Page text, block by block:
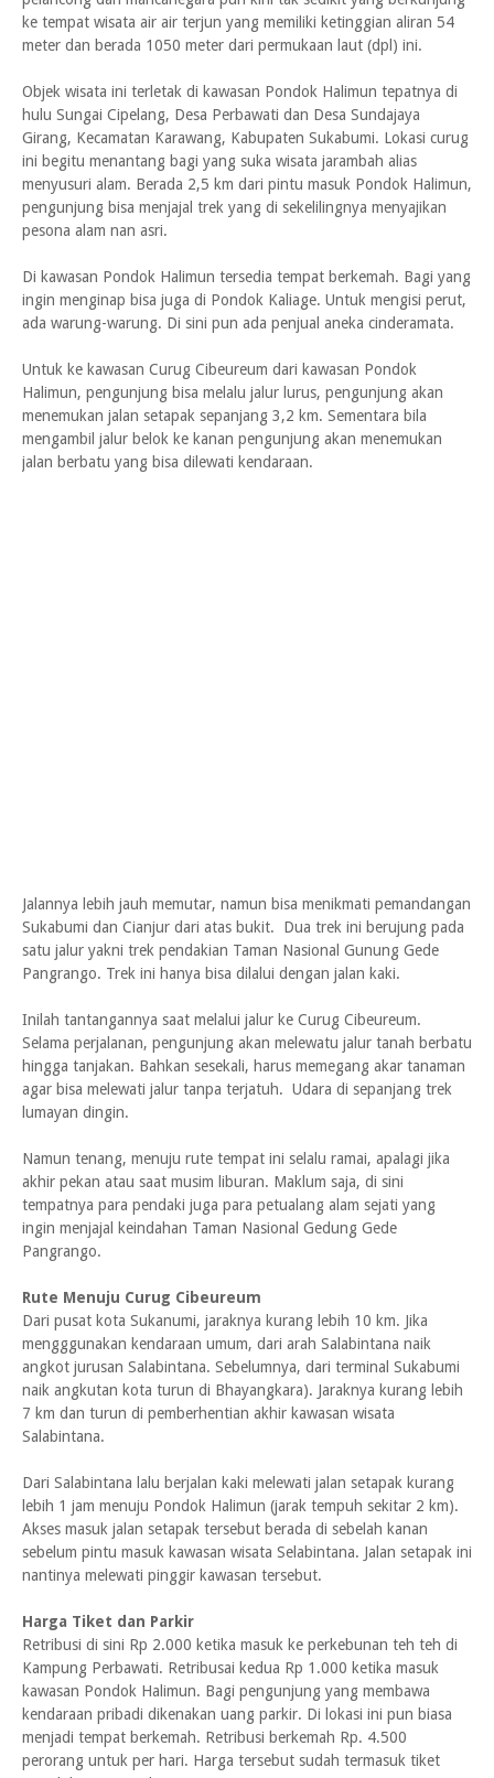
ke tempat wisata air air terjun yang memiliki ketinggian aliran 54
meter dan berada 1050 meter dari permukaan laut (dpl) ini.
Objek wisata ini terletak di kawasan Pondok Halimun tepatnya di
hulu Sungai Cipelang, Desa Perbawati dan Desa Sundajaya
Girang, Kecamatan Karawang, Kabupaten Sukabumi. Lokasi curug
ini begitu menantang bagi yang suka wisata jarambah alias
menyusuri alam. Berada 2,5 km dari pintu masuk Pondok Halimun,
pengunjung bisa menjajal trek yang di sekelilingnya menyajikan
pesona alam nan asri.
Di kawasan Pondok Halimun tersedia tempat berkemah. Bagi yang
ingin menginap bisa juga di Pondok Kaliage. Untuk mengisi perut,
ada warung-warung. Di sini pun ada penjual aneka cinderamata.
Untuk ke kawasan Curug Cibeureum dari kawasan Pondok
Halimun, pengunjung bisa melalu jalur lurus, pengunjung akan
menemukan jalan setapak sepanjang 3,2 km. Sementara bila
mengambil jalur belok ke kanan pengunjung akan menemukan
jalan berbatu yang bisa dilewati kendaraan.
Jalannya lebih jauh memutar, namun bisa menikmati pemandangan
Sukabumi dan Cianjur dari atas bukit. Dua trek ini berujung pada
satu jalur yakni trek pendakian Taman Nasional Gunung Gede
Pangrango. Trek ini hanya bisa dilalui dengan jalan kaki.
Inilah tantangannya saat melalui jalur ke Curug Cibeureum.
Selama perjalanan, pengunjung akan melewatu jalur tanah berbatu
hingga tanjakan. Bahkan sesekali, harus memegang akar tanaman
agar bisa melewati jalur tanpa terjatuh. Udara di sepanjang trek
lumayan dingin.
Namun tenang, menuju rute tempat ini selalu ramai, apalagi jika
akhir pekan atau saat musim liburan. Maklum saja, di sini
tempatnya para pendaki juga para petualang alam sejati yang
ingin menjajal keindahan Taman Nasional Gedung Gede
Pangrango.
Rute Menuju Curug Cibeureum
Dari pusat kota Sukanumi, jaraknya kurang lebih 10 km. Jika
mengggunakan kendaraan umum, dari arah Salabintana naik
angkot jurusan Salabintana. Sebelumnya, dari terminal Sukabumi
naik angkutan kota turun di Bhayangkara). Jaraknya kurang lebih
7 km dan turun di pemberhentian akhir kawasan wisata
Salabintana.
Dari Salabintana lalu berjalan kaki melewati jalan setapak kurang
lebih 1 jam menuju Pondok Halimun (jarak tempuh sekitar 2 km).
Akses masuk jalan setapak tersebut berada di sebelah kanan
sebelum pintu masuk kawasan wisata Selabintana. Jalan setapak ini
nantinya melewati pinggir kawasan tersebut.
Harga Tiket dan Parkir
Retribusi di sini Rp 2.000 ketika masuk ke perkebunan teh teh di
Kampung Perbawati. Retribusai kedua Rp 1.000 ketika masuk
kawasan Pondok Halimun. Bagi pengunjung yang membawa
kendaraan pribadi dikenakan uang parkir. Di lokasi ini pun biasa
menjadi tempat berkemah. Retribusi berkemah Rp. 4.500
perorang untuk per hari. Harga tersebut sudah termasuk tiket